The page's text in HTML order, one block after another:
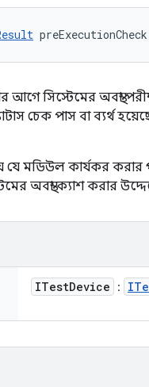
আগে সিস্টেমের অবস্থা
চেক পাস বা ব্যর্থ
যে মডিউল কার্যকর করার
অবস্থা ক্যাশ করার
ITestDevice :